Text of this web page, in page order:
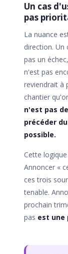
Un cas
pas
La nuance
direction. Un
pas un
n'est pas
reviendrait à
chantier
n'est pas
précéder
possible.
Cette
Annoncer «
ces trois
tenable.
prochain
pas est une